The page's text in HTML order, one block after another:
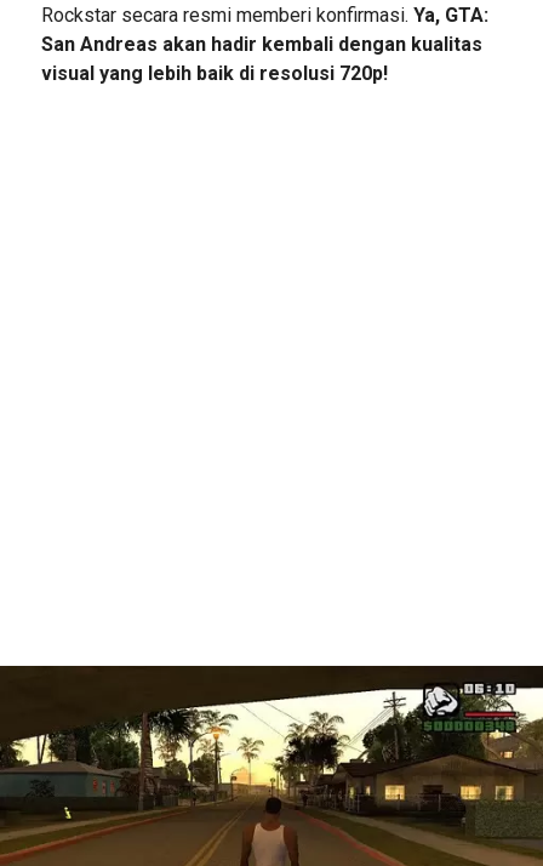
Rockstar secara resmi memberi konfirmasi. Ya, GTA:
San Andreas akan hadir kembali dengan kualitas
visual yang lebih baik di resolusi 720p!